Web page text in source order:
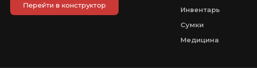
Перейти в конструктор
Инвентарь
Сумки
Медицина